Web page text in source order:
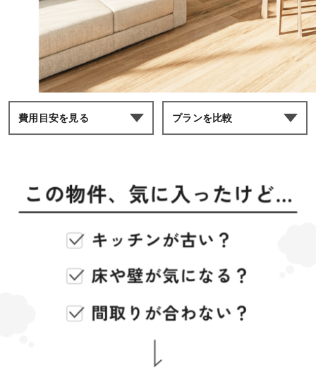
費用目安を見る プランを比較